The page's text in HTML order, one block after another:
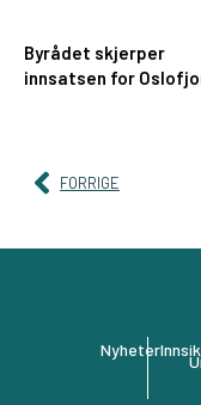
Byrådet skjerper
innsatsen for
FORRIGE
Nyheter